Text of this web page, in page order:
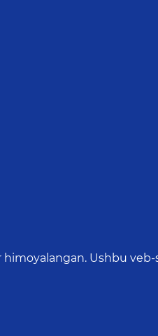
Ushbu